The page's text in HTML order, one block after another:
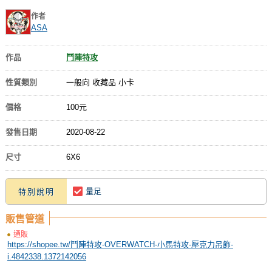
作者
ASA
作品 鬥陣特攻
性質類別 一般向 收藏品 小卡
價格 100元
發售日期 2020-08-22
尺寸 6X6
特別說明 量足
販售管道
通販
https://shopee.tw/鬥陣特攻-OVERWATCH-小馬特攻-壓克力吊飾-
i.4842338.1372142056